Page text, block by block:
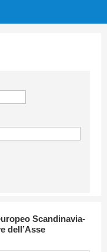
Scandinavia-
dell’Asse